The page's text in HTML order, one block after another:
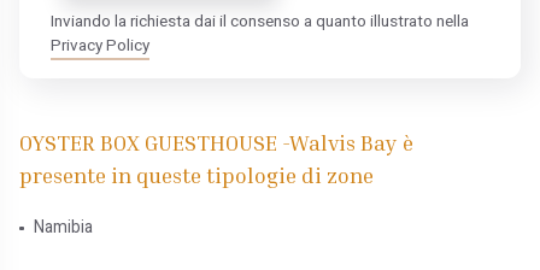
Inviando la richiesta dai il consenso a quanto illustrato nella
Privacy Policy
OYSTER BOX GUESTHOUSE -Walvis Bay è
presente in queste tipologie di zone
Namibia